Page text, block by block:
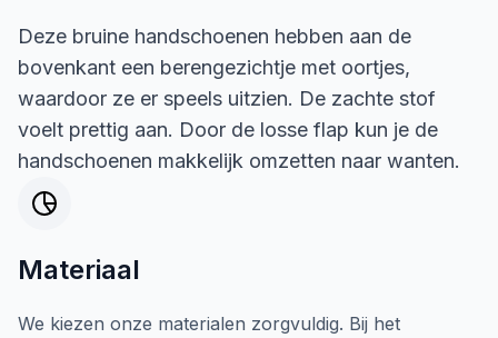
Deze bruine handschoenen hebben aan de
bovenkant een berengezichtje met oortjes,
waardoor ze er speels uitzien. De zachte stof
voelt prettig aan. Door de losse flap kun je de
handschoenen makkelijk omzetten naar wanten.
Materiaal
We kiezen onze materialen zorgvuldig. Bij het